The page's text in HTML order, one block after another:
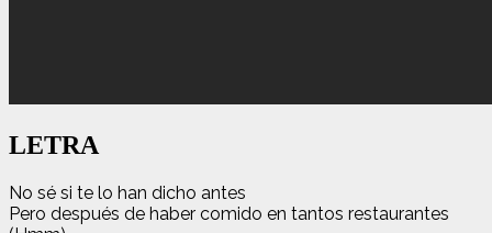
LETRA
No sé si te lo han dicho antes
Pero después de haber comido en tantos restaurantes